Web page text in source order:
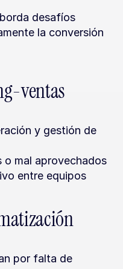
desafíos
la conversión
ventas
y gestión de
mal aprovechados
entre equipos
por falta de